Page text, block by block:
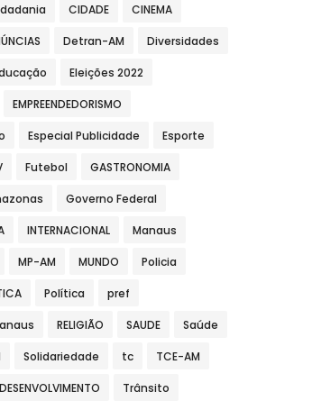
CIDADE CINEMA
Detran-AM Diversidades
Eleições 2022
EMPREENDEDORISMO
Especial Publicidade Esporte
Futebol GASTRONOMIA
Governo Federal
INTERNACIONAL Manaus
MP-AM MUNDO Policia
Política pref
RELIGIÃO SAUDE Saúde
Solidariedade tc TCE-AM
Trânsito